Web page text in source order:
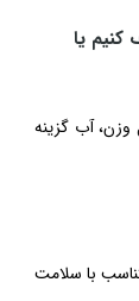
کنیم یا
وزن، آب گزینه
عددی فرمولی متناسب با سلامت